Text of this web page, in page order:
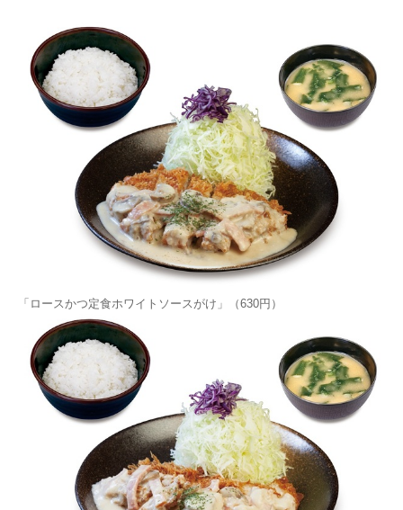
「ロースかつ定食ホワイトソースがけ」（630円）